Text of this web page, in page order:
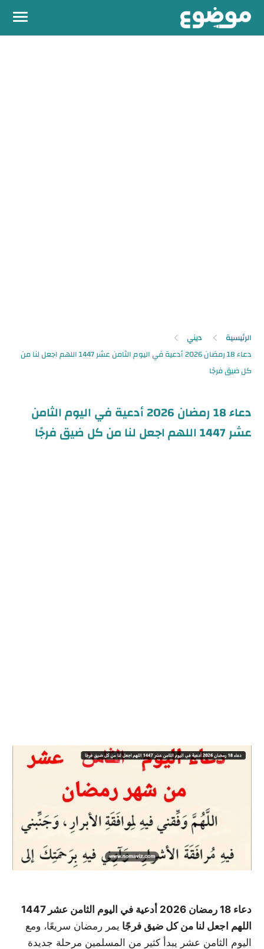
الرئيسية ديني
دعاء 18 رمضان 2026 أدعية في اليوم الثامن
عشر 1447 اللهم اجعل لنا من كل ضيق فرجًا
دعاء 18 رمضان 2026 أدعية في اليوم الثامن عشر 1447
اللهم اجعل لنا من كل ضيق فرجًا يمر رمضان سريعًا، ومع
اليوم الثامن عشر يبدأ كثير من المسلمين مرحلة جديدة